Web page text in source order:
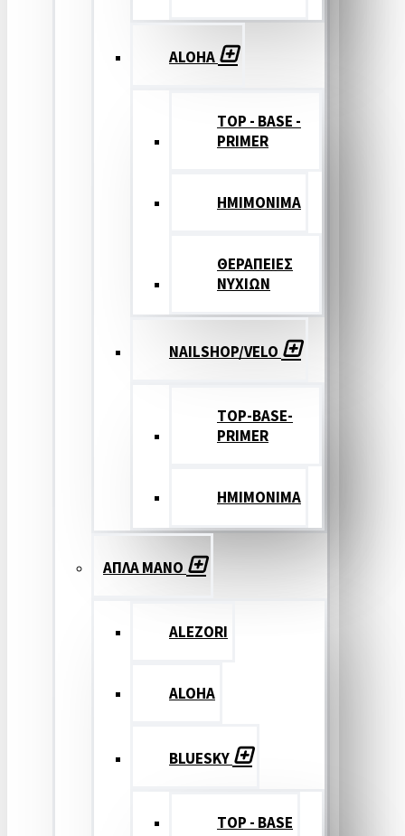
ALOHA
TOP - BASE -
PRIMER
ΗΜΙΜΟΝΙΜΑ
ΘΕΡΑΠΕΙΕΣ
ΝΥΧΙΩΝ
NAILSHOP/VELO
TOP-BASE-
PRIMER
ΗΜΙΜΟΝΙΜΑ
ΑΠΛΑ ΜΑΝΟ
ALEZORI
ALOHA
BLUESKY
TOP - BASE